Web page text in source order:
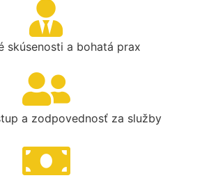
skúsenosti a bohatá prax
a zodpovednosť za služby